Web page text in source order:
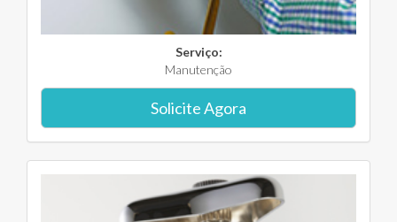
Serviço:
Manutenção
Solicite Agora